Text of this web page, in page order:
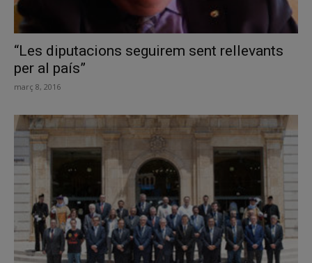
“Les diputacions seguirem sent rellevants
per al país”
març 8, 2016